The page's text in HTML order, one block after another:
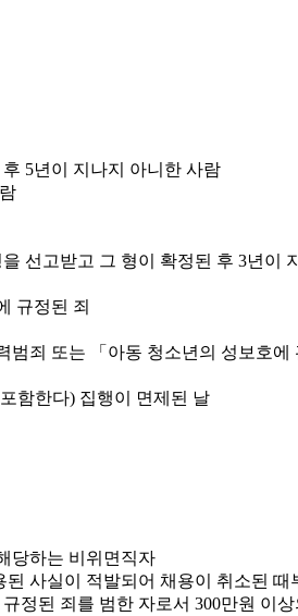
5년이 지나지 아니한 사람
선고받고 그 형이 확정된 후 3년이
규정된 죄
죄 또는 「아동 청소년의 성보호
함한다) 집행이 면제된 날
당하는 비위면직자
사실이 적발되어 채용이 취소된
정된 죄를 범한 자로서 300만원 이